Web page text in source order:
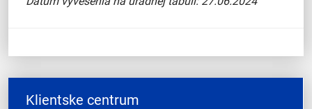
Klientske centrum